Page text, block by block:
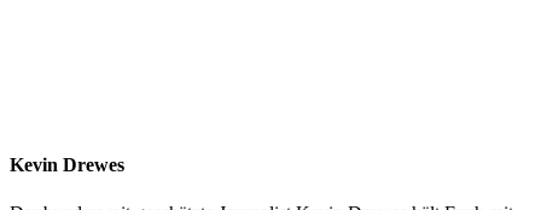
Kevin Drewes